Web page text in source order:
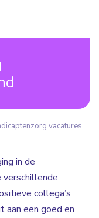
vacatures
in de
verschillende
collega’s
aan een goed en